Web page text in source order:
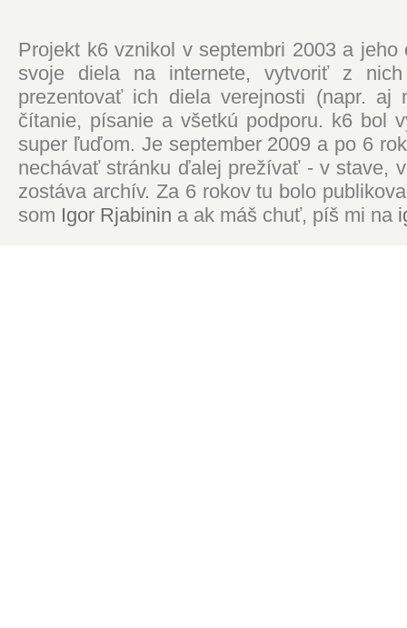
Projekt k6 vznikol v septembri 2003 a
svoje diela na internete, vytvoriť z
prezentovať ich diela verejnosti (napr. aj
čítanie, písanie a všetkú podporu. k6 bol
super ľuďom. Je september 2009 a po 6
nechávať stránku ďalej prežívať - v stave,
zostáva archív. Za 6 rokov tu bolo
som Igor Rjabinin a ak máš chuť, píš mi na